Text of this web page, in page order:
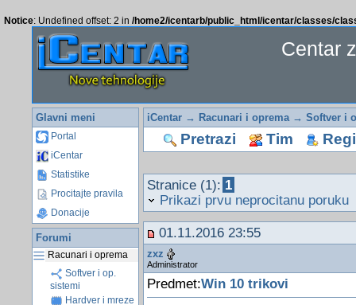
Notice: Undefined offset: 2 in /home2/icentarb/public_html/icentar/classes/
Centar
Glavni meni
Portal
iCentar
Statistike
Procitajte pravila
Donacije
Forumi
Racunari i oprema
Softver i op.
sistemi
Hardver i mreze
iCentar→ Racunari i oprema→ Softver i
Pretrazi Tim
Stranice (1): 1
Prikazi prvu neprocitanu poruku
01.11.2016 23:55
zxz
Administrator
Predmet:Win 10 trikovi